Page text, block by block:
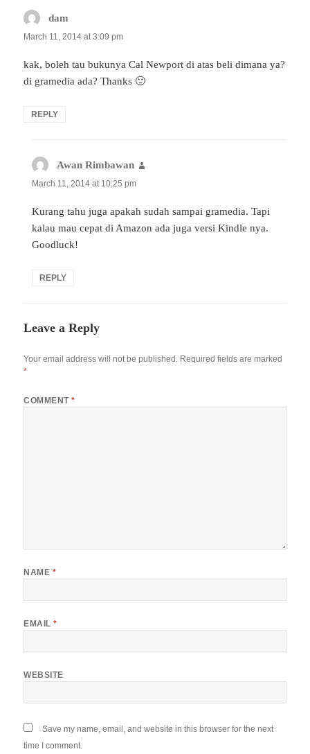
dam
March 11, 2014 at 3:09 pm
kak, boleh tau bukunya Cal Newport di atas beli dimana ya?
di gramedia ada? Thanks 🙂
REPLY
Awan Rimbawan
March 11, 2014 at 10:25 pm
Kurang tahu juga apakah sudah sampai gramedia. Tapi
kalau mau cepat di Amazon ada juga versi Kindle nya.
Goodluck!
REPLY
Leave a Reply
Your email address will not be published. Required fields are marked
*
COMMENT*
NAME *
EMAIL*
WEBSITE
Save my name, email, and website in this browser for the next
time I comment.